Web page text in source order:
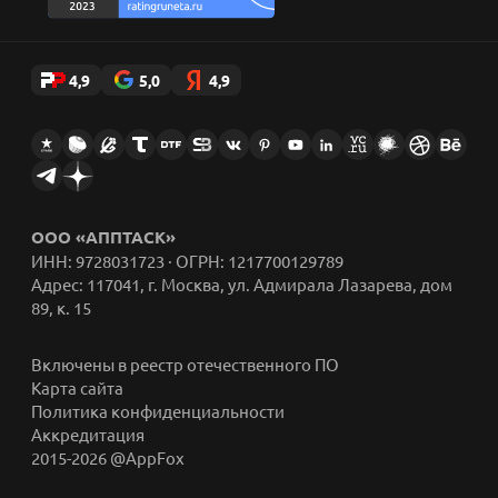
4,9 5,0 4,9
ООО «АППТАСК»
ИНН: 9728031723 · ОГРН: 1217700129789
Адрес: 117041, г. Москва, ул. Адмирала Лазарева, дом
89, к. 15
2015-2026 @AppFox
Аккредитация
Политика конфиденциальности
Карта сайта
Включены в реестр отечественного ПО